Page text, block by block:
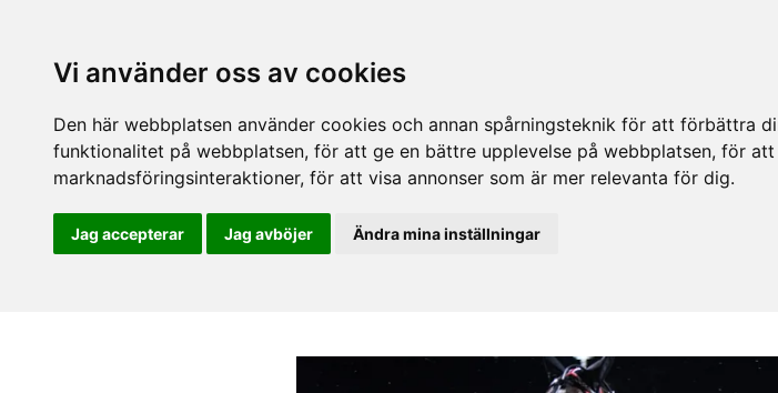
Vi använder oss av cookies
Den här webbplatsen använder cookies och annan spårningsteknik för att förbättra
funktionalitet på webbplatsen, för att ge en bättre upplevelse på webbplatsen, för att
marknadsföringsinteraktioner, för att visa annonser som är mer relevanta för dig.
Jag accepterar Jag avböjer Ändra mina inställningar